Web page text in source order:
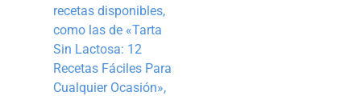
recetas disponibles,
como las de «Tarta
Sin Lactosa: 12
Recetas Fáciles Para
Cualquier Ocasión»,